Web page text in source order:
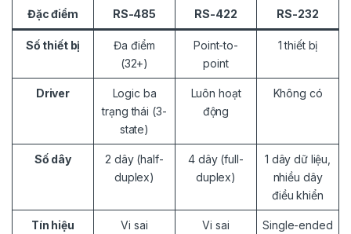
Đặc điểm RS-485 RS-422 RS-232
Số thiết bị
Đa điểm
(32+)
Point-to-
point
1 thiết bị
Driver
Logic ba
trạng thái (3-
state)
Luôn hoạt
động
Không có
Số dây
2 dây (half-
duplex)
4 dây (full-
duplex)
1 dây dữ liệu,
nhiều dây
điều khiển
Tín hiệu
Vi sai
Vi sai
Single-ended